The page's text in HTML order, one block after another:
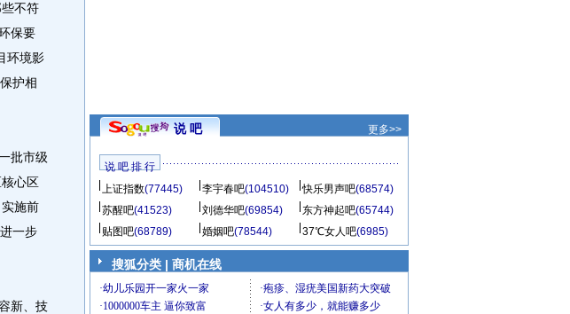
不符
保要
环境影
护相
批市级
心区
施前
一步
新、技
说 吧 更多>>
说 吧 排 行
上证指数(77445) 李宇春吧(104510) 快乐男声吧(68574)
苏醒吧(41523) 刘德华吧(69854) 东方神起吧(65744)
贴图吧(68789) 婚姻吧(78544) 37℃女人吧(6985)
搜狐分类 | 商机在线